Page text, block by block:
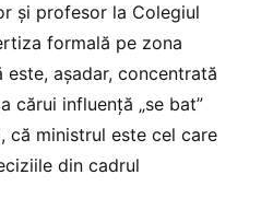
și profesor la Colegiul
formală pe zona
așadar, concentrată
cărui influență „se bat”
că ministrul este cel care
din cadrul